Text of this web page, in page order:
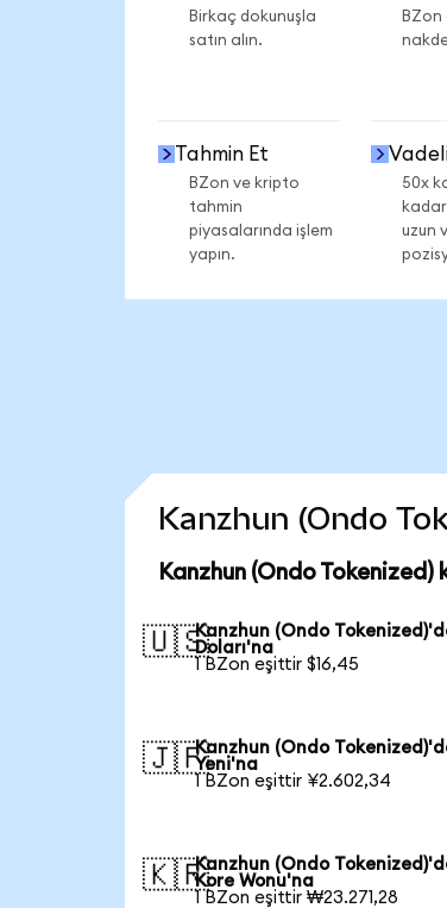
Birkaç dokunuşla
satın alın.
BZon
Tahmin Et
BZon ve kripto
tahmin
piyasalarında işlem
yapın.
50x
uzun
Kanzhun (Ondo
Kanzhun (Ondo Tokenized)
🇺🇸Kanzhun (Ondo
Doları'na
1 BZon eşittir $16,45
🇯🇵Kanzhun (Ondo
Yeni'na
1 BZon eşittir ¥2.602,34
🇰🇷Kanzhun (Ondo
Kore Wonu'na
1 BZon eşittir ₩23.271,28